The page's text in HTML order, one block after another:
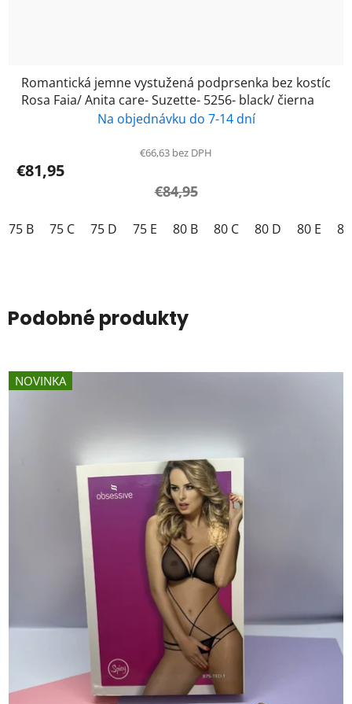
Romantická jemne vystužená podprsenka bez kostíc
Rosa Faia/ Anita care- Suzette- 5256- black/ čierna
Na objednávku do 7-14 dní
€66,63 bez DPH
€81,95
€84,95
75 B 75 C 75 D 75 E 80 B 80 C 80 D 80 E
Podobné produkty
NOVINKA